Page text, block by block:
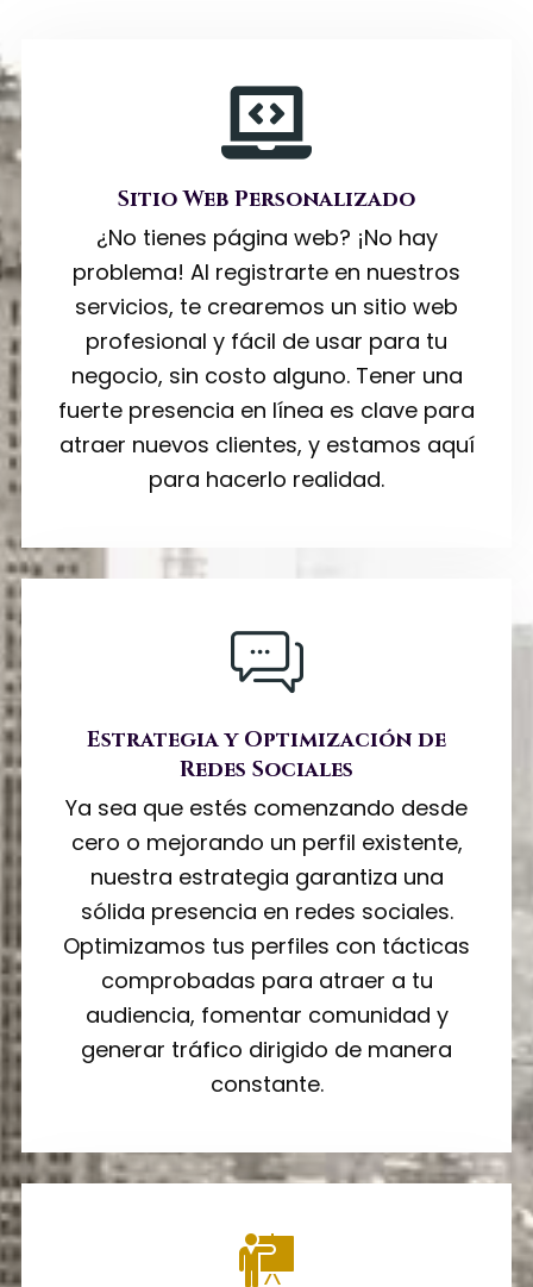
Sitio Web Personalizado
¿No tienes página web? ¡No hay
problema! Al registrarte en nuestros
servicios, te crearemos un sitio web
profesional y fácil de usar para tu
negocio, sin costo alguno. Tener una
fuerte presencia en línea es clave para
atraer nuevos clientes, y estamos aquí
para hacerlo realidad.
Estrategia y Optimización de
Redes Sociales
Ya sea que estés comenzando desde
cero o mejorando un perfil existente,
nuestra estrategia garantiza una
sólida presencia en redes sociales.
Optimizamos tus perfiles con tácticas
comprobadas para atraer a tu
audiencia, fomentar comunidad y
generar tráfico dirigido de manera
constante.